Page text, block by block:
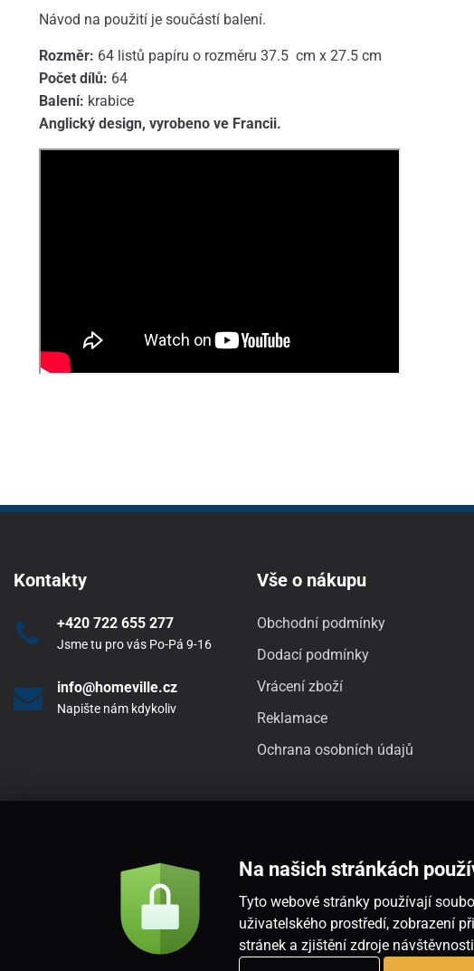
Návod na použití je součástí balení.
Rozměr: 64 listů papíru o rozměru 37.5 cm x 27.5 cm
Počet dílů: 64
Balení: krabice
Anglický design, vyrobeno ve Francii.
Kontakty
+420 722 655 277
Jsme tu pro vás Po-Pá 9-16
info@homeville.cz
Napište nám kdykoliv
Vše o nákupu
Obchodní podmínky
Dodací podmínky
Vrácení zboží
Reklamace
Ochrana osobních údajů
Na našich stránkách
Tyto webové stránky používají
uživatelského prostředí, zobrazení
stránek a zjištění zdroje